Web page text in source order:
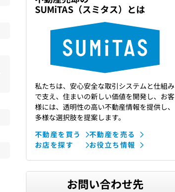
SUMiTAS（スミタス）とは
私たちは、安心安全な取引システムと仕組み
で支え、住まいの新しい価値を開発し、お客
様には、透明性の高い不動産情報を提供し、
多様な選択肢を提案します。
不動産を買う
不動産を売る
お店を探す
お役立ち情報
お問い合わせ先